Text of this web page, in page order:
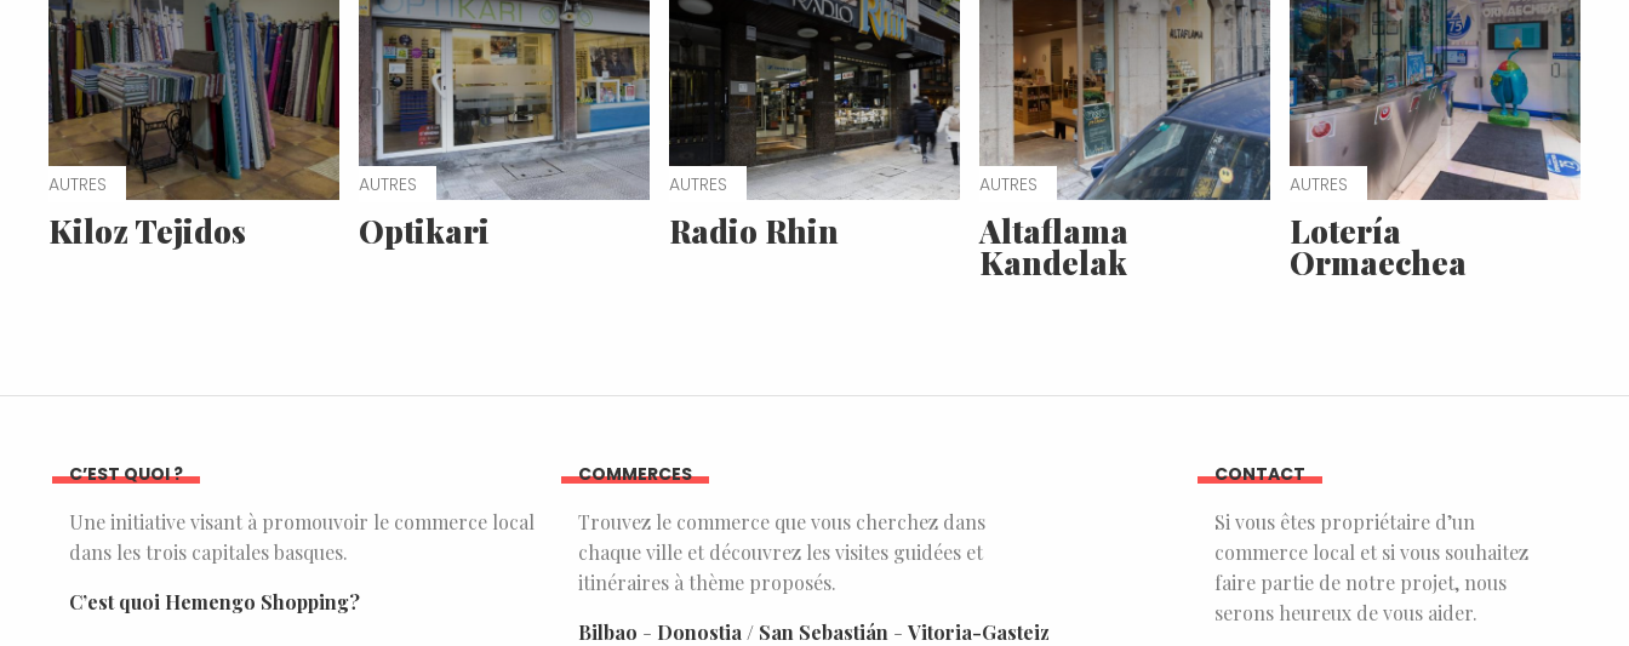
AUTRES
Kiloz Tejidos
AUTRES
Optikari
AUTRES
Radio Rhin
AUTRES
Altaflama
Kandelak
AUTRES
Lotería
Ormaechea
C’EST QUOI ?
Une initiative visant à promouvoir le commerce local
dans les trois capitales basques.
C’est quoi Hemengo Shopping?
COMMERCES
Trouvez le commerce que vous cherchez dans
chaque ville et découvrez les visites guidées et
itinéraires à thème proposés.
Bilbao - Donostia / San Sebastián - Vitoria-Gasteiz
CONTACT
Si vous êtes propriétaire d’un
commerce local et si vous souhaitez
faire partie de notre projet, nous
serons heureux de vous aider.